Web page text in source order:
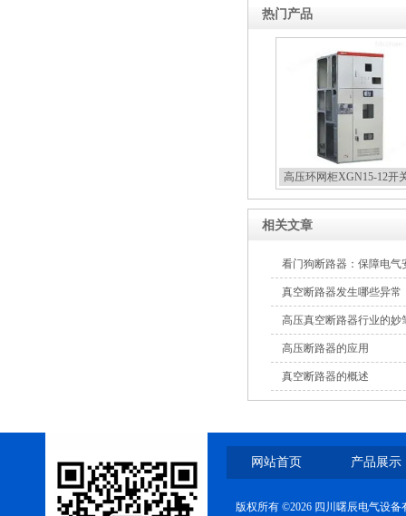
热门产品
高压环网柜XGN15-12开
相关文章
看门狗断路器：保障电气
真空断路器发生哪些异常
高压真空断路器行业的妙
高压断路器的应用
真空断路器的概述
网站首页 产品展示
版权所有 ©2026 四川曙辰电气设